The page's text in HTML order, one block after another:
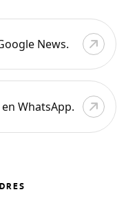
News.
en WhatsApp.